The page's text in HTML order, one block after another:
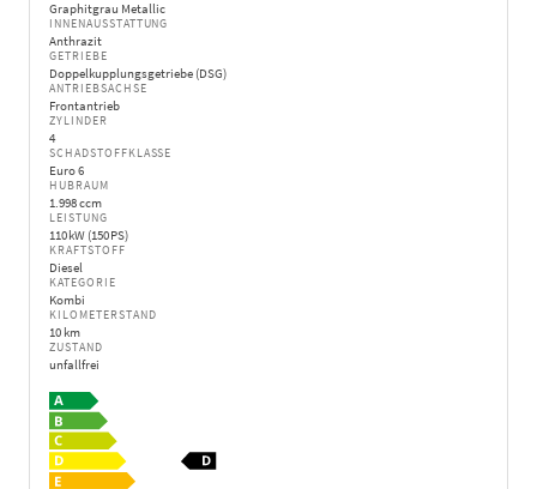
Graphitgrau Metallic
INNENAUSSTATTUNG
Anthrazit
GETRIEBE
Doppelkupplungsgetriebe (DSG)
ANTRIEBSACHSE
Frontantrieb
ZYLINDER
4
SCHADSTOFFKLASSE
Euro 6
HUBRAUM
1.998 ccm
LEISTUNG
110 kW (150 PS)
KRAFTSTOFF
Diesel
KATEGORIE
Kombi
KILOMETERSTAND
10 km
ZUSTAND
unfallfrei